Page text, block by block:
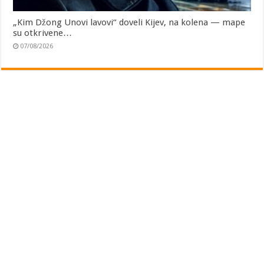
„Kim Džong Unovi lavovi“ doveli Kijev, na kolena — mape
su otkrivene…
07/08/2026